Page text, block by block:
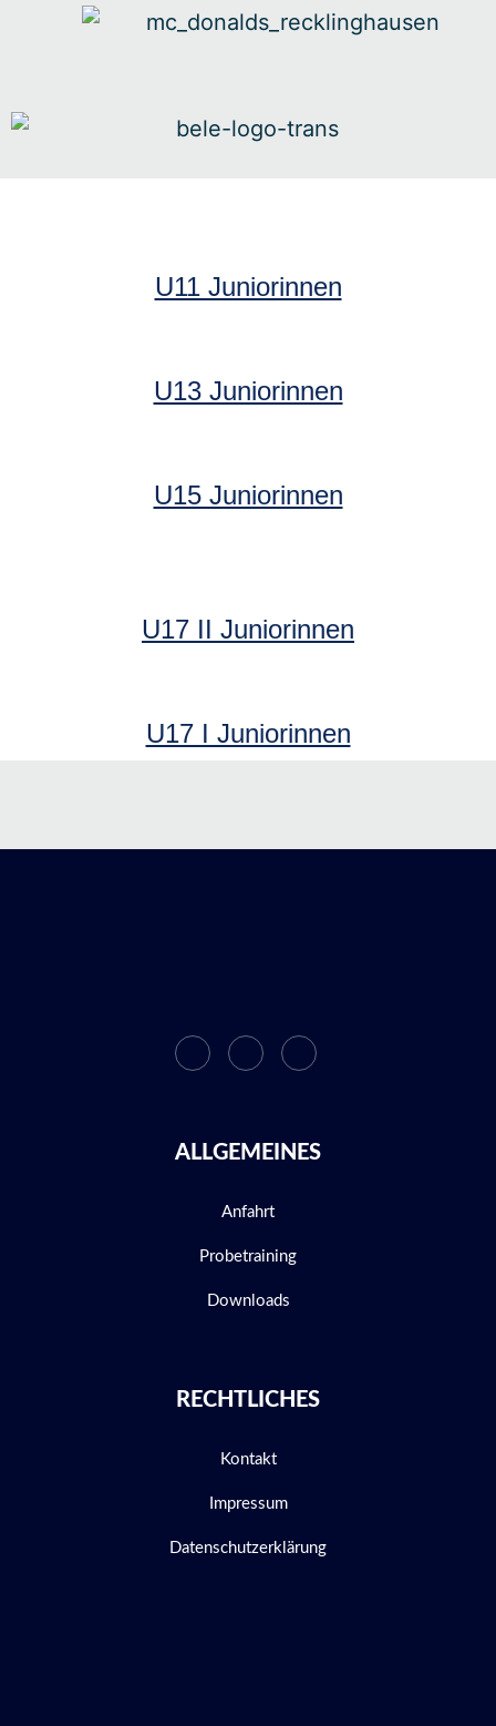
U11 Juniorinnen
U13 Juniorinnen
U15 Juniorinnen
U17 II Juniorinnen
U17 I Juniorinnen
ALLGEMEINES
Anfahrt
Probetraining
Downloads
RECHTLICHES
Kontakt
Impressum
Datenschutzerklärung